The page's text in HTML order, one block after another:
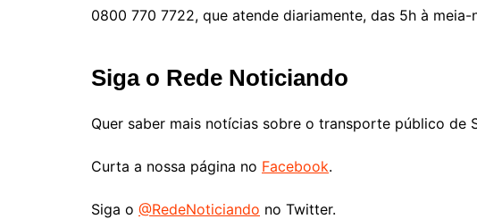
0800 770 7722, que atende diariamente, das 5h à meia-
Siga o Rede Noticiando
Quer saber mais notícias sobre o transporte público de
Curta a nossa página no Facebook.
Siga o @RedeNoticiando no Twitter.